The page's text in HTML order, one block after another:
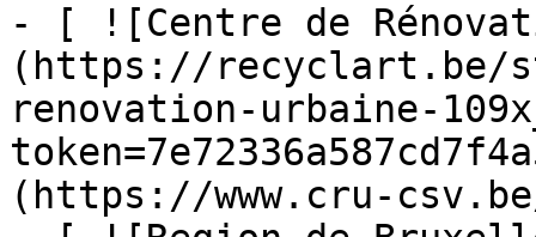
- [ ![Centre de
(https://recyclart.be/
renovation-urbaine-
(https://www.cru-